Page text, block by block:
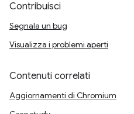
Contribuisci
Segnala un bug
Visualizza i problemi aperti
Contenuti correlati
Aggiornamenti di Chromium